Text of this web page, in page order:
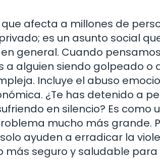
afecta a millones de
es un asunto social
general. Cuando
alguien siendo golpeado o
Incluye el abuso
¿Te has detenido a
en silencio? Es como
mucho más grande.
ayuden a erradicar la
seguro y saludable para